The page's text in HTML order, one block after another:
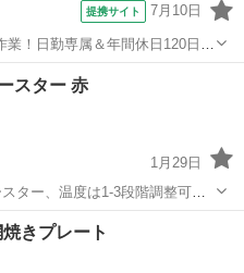
提携サイト 7月10日
！日勤専属＆年間休日120日
り！マイカー通勤OK◎無料駐車
！《福島県会津若松市》 人
その他
スター 赤
1月29日
ター、温度は1-3段階調整可
チン家電 ZAIGLE
きプレート